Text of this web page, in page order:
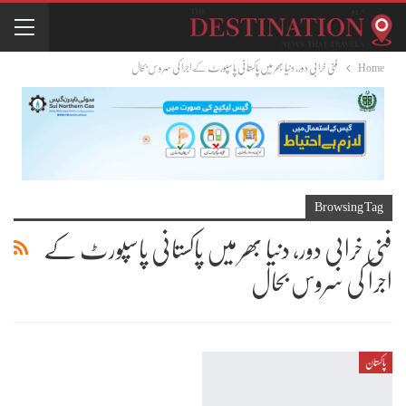
Home فنی خرابی دور، دنیا بھر میں پاکستانی پاسپورٹ کے اجرا کی سروس بحال
Browsing Tag
فنی خرابی دور، دنیا بھر میں پاکستانی پاسپورٹ کے
اجرا کی سروس بحال
پاکستان